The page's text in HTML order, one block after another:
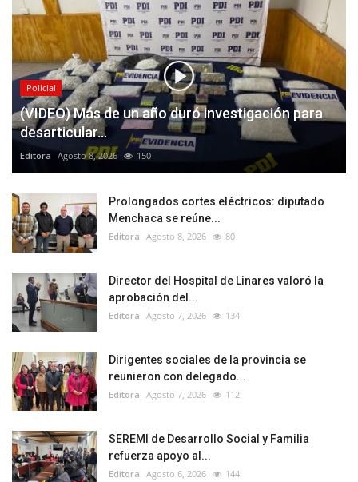
Policial
(VIDEO) Más de un año duró investigación para
desarticular...
Editora Agosto 8, 2026 150
Prolongados cortes eléctricos: diputado
Menchaca se reúne...
Editora Agosto 8, 2026 80
Director del Hospital de Linares valoró la
aprobación del...
Editora Agosto 7, 2026 134
Dirigentes sociales de la provincia se
reunieron con delegado...
Editora Agosto 7, 2026 112
SEREMI de Desarrollo Social y Familia
refuerza apoyo al...
Editora Agosto 6, 2026 144